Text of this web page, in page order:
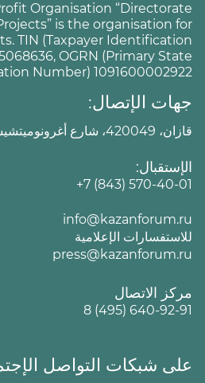
Organisation “Directorate
is the organisation for
TIN (Taxpayer Identification
OGRN (Primary State
Number) 1091600002922
جهات الإتصال:
قازان، 420049، شارع أغرونوميتشيسكايا 11
الإستقبال:
+7 (843) 570-40-01
info@kazanforum.ru
للاستفسارات الإعلامية
press@kazanforum.ru
مركز الاتصال
8 (495) 640-92-91
على شبكات التواصل